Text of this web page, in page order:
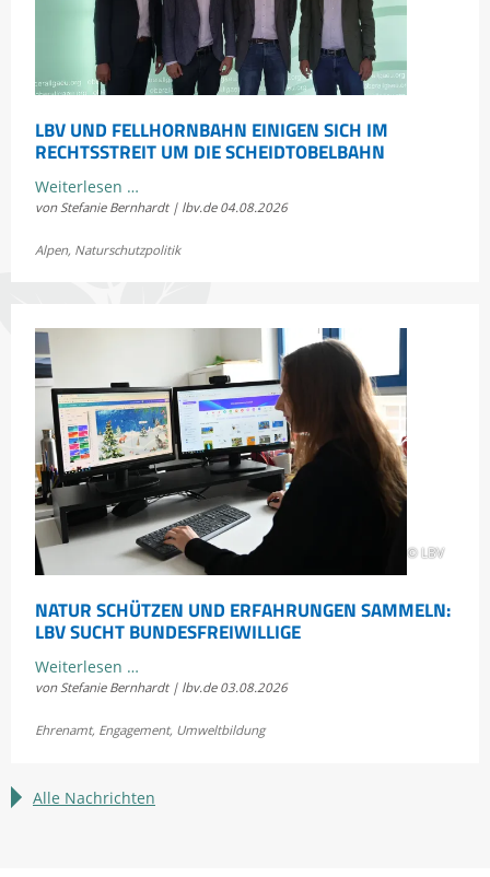
LBV UND FELLHORNBAHN EINIGEN SICH IM
RECHTSSTREIT UM DIE SCHEIDTOBELBAHN
Weiterlesen …
und
einigen
die
Scheidtobelbahn
von Stefanie Bernhardt | lbv.de 04.08.2026
Alpen, Naturschutzpolitik
© LBV
NATUR SCHÜTZEN UND ERFAHRUNGEN SAMMELN:
LBV SUCHT BUNDESFREIWILLIGE
Weiterlesen …Natur
schützen
Erfahrungen
LBV
von Stefanie Bernhardt | lbv.de 03.08.2026
Ehrenamt, Engagement, Umweltbildung
Alle Nachrichten